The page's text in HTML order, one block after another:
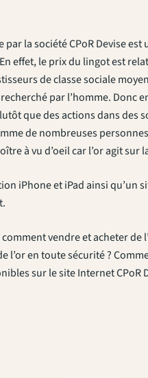
la société CPoR Devise
effet, le prix du lingot est
de classe sociale
par l’homme. Donc
que des actions dans
de nombreuses
à vu d’oeil car l’or agit sur
iPhone et iPad ainsi
vendre et acheter de
l’or en toute sécurité ?
sur le site Internet CPoR